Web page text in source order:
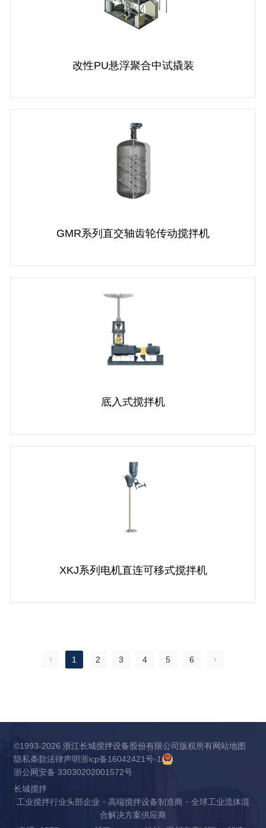
改性PU悬浮聚合中试撬装
GMR系列直交轴齿轮传动搅拌机
底入式搅拌机
XKJ系列电机直连可移式搅拌机
1 2 3 4 5 6
©1993-2026 浙江长城搅拌设备股份有限公司版权所有网站地图
隐私条款法律声明浙icp备16042421号-1
浙公网安备 33030202001572号
长城搅拌
工业搅拌行业头部企业・高端搅拌设备制造商・全球工业流体混
合解决方案供应商